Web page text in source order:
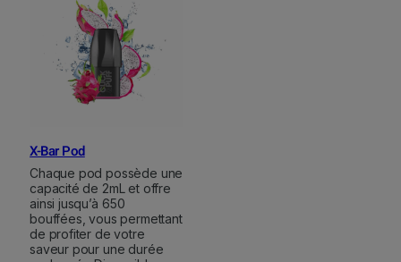
X-Bar Pod
Chaque pod possède une
capacité de 2mL et offre
ainsi jusqu’à 650
bouffées, vous permettant
de profiter de votre
saveur pour une durée